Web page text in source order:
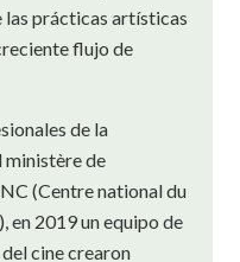
las prácticas artísticas
flujo de
de la
ministère de
(Centre national du
en 2019 un equipo de
cine crearon